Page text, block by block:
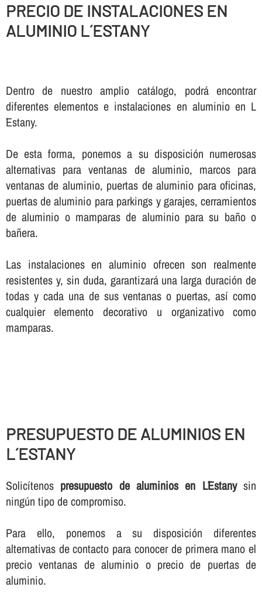
PRECIO DE INSTALACIONES EN
ALUMINIO L´ESTANY
Dentro de nuestro amplio catálogo, podrá encontrar
diferentes elementos e instalaciones en aluminio en L
´Estany.
De esta forma, ponemos a su disposición numerosas
alternativas para ventanas de aluminio, marcos para
ventanas de aluminio, puertas de aluminio para oficinas,
puertas de aluminio para parkings y garajes, cerramientos
de aluminio o mamparas de aluminio para su baño o
bañera.
Las instalaciones en aluminio ofrecen son realmente
resistentes y, sin duda, garantizará una larga duración de
todas y cada una de sus ventanas o puertas, así­ como
cualquier elemento decorativo u organizativo como
mamparas.
PRESUPUESTO DE ALUMINIOS EN
L´ESTANY
Solicí­tenos presupuesto de aluminios en L´Estanysin
ningún tipo de compromiso.
Para ello, ponemos a su disposición diferentes
alternativas de contacto para conocer de primera mano el
precio ventanas de aluminio o precio de puertas de
aluminio.